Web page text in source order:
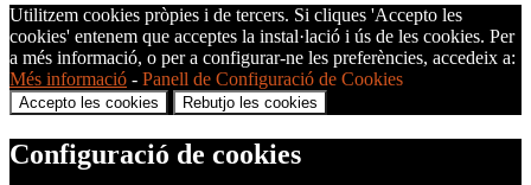
Utilitzem cookies pròpies i de tercers. Si cliques 'Accepto les
cookies' entenem que acceptes la instal·lació i ús de les cookies. Per
a més informació, o per a configurar-ne les preferències, accedeix a:
Més informació - Panell de Configuració de Cookies
Accepto les cookies Rebutjo les cookies
Configuració de cookies